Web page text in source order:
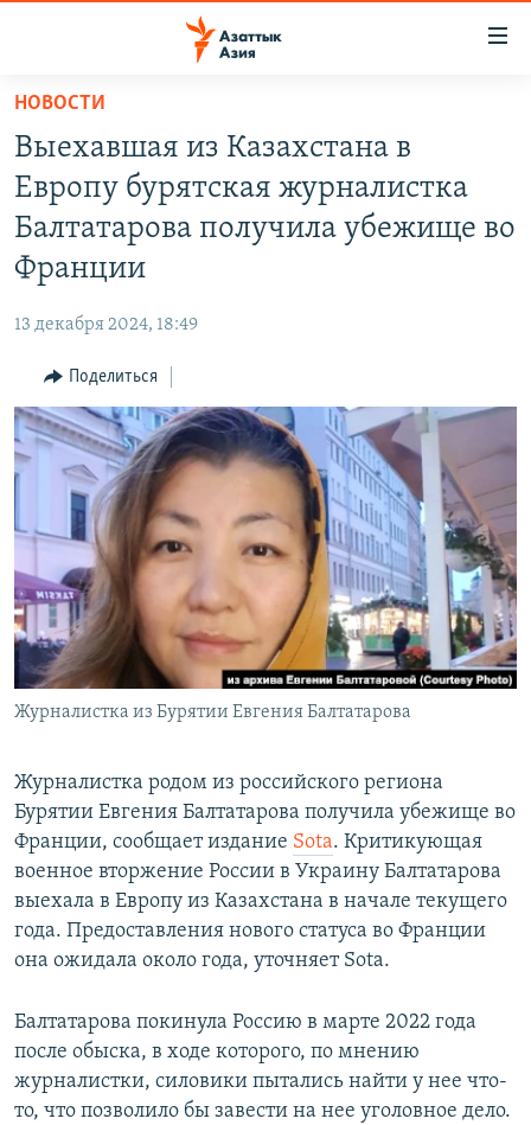
Вернуться
основному
содержанию
Вернутся
главной
Вернутся
поиску
ВОЙНА В УКРАИНЕ
НА ДРУГИХ ЯЗЫКАХ
КЫРГЫЗЧА
ЎЗБЕКЧА
ТОҶИКӢ
TÜRKMENÇE
ПОДПИШИТЕСЬ НА НАС В СОЦСЕТЯХ
Все сайты РСЕ/РС
НОВОСТИ
Выехавшая из Казахстана в
Европу бурятская журналистка
Балтатарова получила убежище во
Франции
13 декабря 2024, 18:49
Поделиться
Журналистка из Бурятии Евгения Балтатарова
Журналистка родом из российского региона
Бурятии Евгения Балтатарова получила убежище во
Франции, сообщает издание Sota. Критикующая
военное вторжение России в Украину Балтатарова
выехала в Европу из Казахстана в начале текущего
года. Предоставления нового статуса во Франции
она ожидала около года, уточняет Sota.
Балтатарова покинула Россию в марте 2022 года
после обыска, в ходе которого, по мнению
журналистки, силовики пытались найти у нее что-
то, что позволило бы завести на нее уголовное дело.